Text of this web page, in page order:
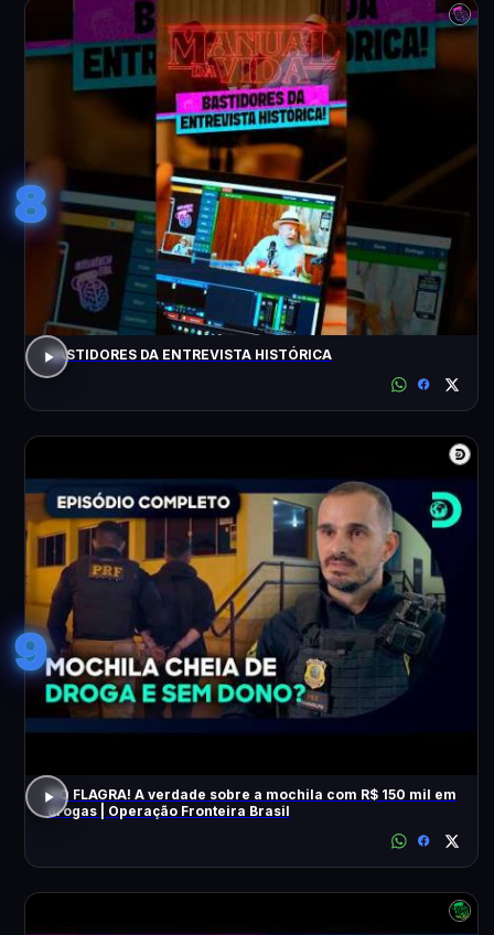
8
BASTIDORES DA ENTREVISTA HISTÓRICA
9
NO FLAGRA! A verdade sobre a mochila com R$ 150 mil em
drogas | Operação Fronteira Brasil